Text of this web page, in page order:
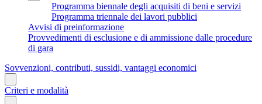
Programma biennale degli acquisiti di beni e servizi
Programma triennale dei lavori pubblici
Avvisi di preinformazione
Provvedimenti di esclusione e di ammissione dalle procedure
di gara
Sovvenzioni, contributi, sussidi, vantaggi economici
Criteri e modalità